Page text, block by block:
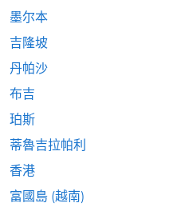
墨尔本
吉隆坡
丹帕沙
布吉
珀斯
蒂魯吉拉帕利
香港
富國島 (越南)